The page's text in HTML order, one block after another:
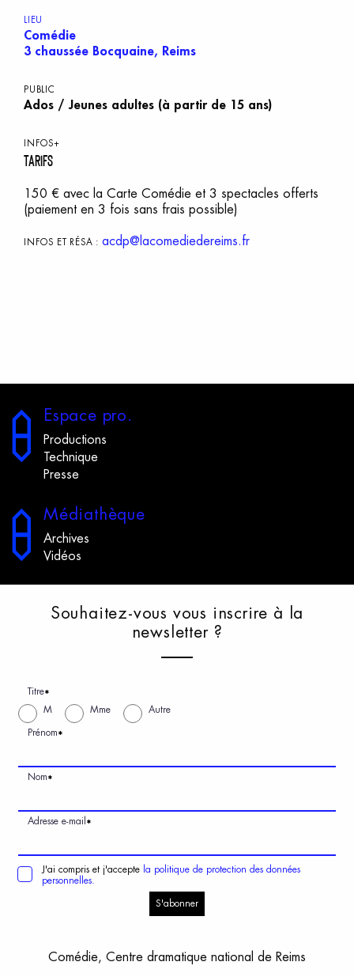
LIEU
Comédie
3 chaussée Bocquaine, Reims
PUBLIC
Ados / Jeunes adultes (à partir de 15 ans)
INFOS+
TarifS
150 € avec la Carte Comédie et 3 spectacles offerts
(paiement en 3 fois sans frais possible)
INFOS ET RÉSA : acdp@lacomediedereims.fr
Espace pro.
Productions
Technique
Presse
Médiathèque
Archives
Vidéos
Souhaitez-vous vous i nscrire à
a
newsletter ?
Titre*
M Mme Autre
Prénom*
Nom*
Adresse e-mail *
J'ai compris et j'accepte la politique de protection des données
personnelles.
S'abonner
Comédie, Centre dramatique national de Reims